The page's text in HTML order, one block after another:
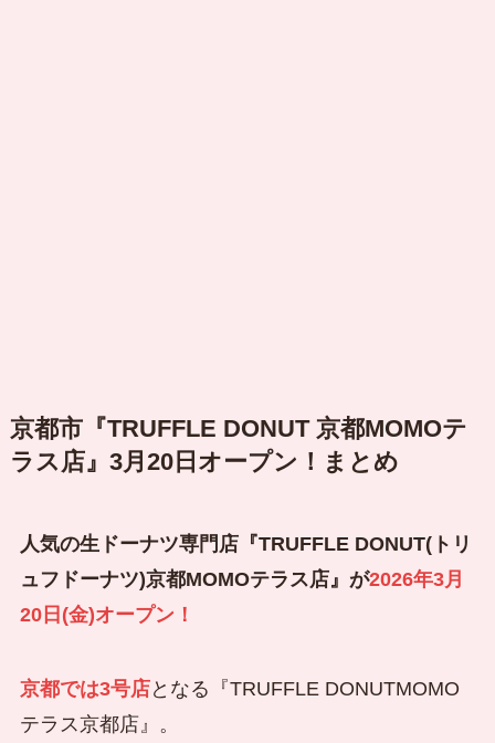
京都市『TRUFFLE DONUT 京都MOMOテ
ラス店』3月20日オープン！まとめ
人気の生ドーナツ専門店『TRUFFLE DONUT(トリ
ュフドーナツ)京都MOMOテラス店』が2026年3月
20日(金)オープン！
京都では3号店となる『TRUFFLE DONUTMOMO
テラス京都店』。